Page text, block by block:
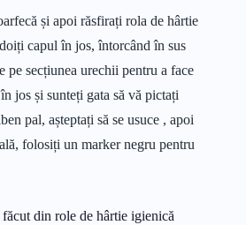
și apoi răsfirați rola de hârtie
capul în jos, întorcând în sus
pe secțiunea urechii pentru a face
jos și sunteți gata să vă pictați
pal, așteptați să se usuce , apoi
folosiți un marker negru pentru
din role de hârtie igienică